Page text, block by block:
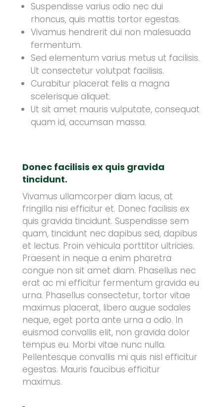
Suspendisse varius odio nec dui
rhoncus, quis mattis tortor egestas.
Vivamus hendrerit dui non malesuada
fermentum.
Sed elementum varius metus ut facilisis.
Ut consectetur volutpat facilisis.
Curabitur placerat felis a magna
scelerisque aliquet.
Ut sit amet mauris vulputate, consequat
quam id, accumsan massa.
Donec facilisis ex quis gravida
tincidunt.
Vivamus ullamcorper diam lacus, at
fringilla nisi efficitur et. Donec facilisis ex
quis gravida tincidunt. Suspendisse sem
quam, tincidunt nec dapibus sed, dapibus
et lectus. Proin vehicula porttitor ultricies.
Praesent in neque a enim pharetra
congue non sit amet diam. Phasellus nec
erat ac mi efficitur fermentum gravida eu
urna. Phasellus consectetur, tortor vitae
maximus placerat, libero augue sodales
neque, eget porta ante urna a odio. In
euismod convallis elit, non gravida dolor
tempus eu. Morbi vitae nunc nulla.
Pellentesque convallis mi quis nisl efficitur
egestas. Mauris faucibus efficitur
maximus.